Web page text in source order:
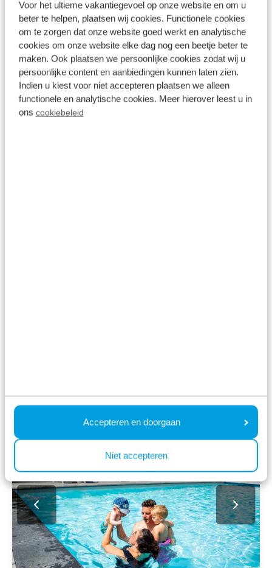
Voor het ultieme vakantiegevoel op onze website en om u
beter te helpen, plaatsen wij cookies. Functionele cookies
om te zorgen dat onze website goed werkt en analytische
cookies om onze website elke dag nog een beetje beter te
maken. Ook plaatsen we persoonlijke cookies zodat wij u
persoonlijke content en aanbiedingen kunnen laten zien.
Indien u kiest voor niet accepteren plaatsen we alleen
functionele en analytische cookies. Meer hierover leest u in
ons cookiebeleid
Accepteren en doorgaan
Niet accepteren
Hat sich Ihre Familie kürzlich um ein Baby
vergrößert? Herzlichen Glückwunsch! Dann lassen
Sie sich nicht davon abhalten, einen Urlaub oder ein
Wochenende in den Niederlandenzu planen. Sie
können auchmit Ihrem Baby in den Urlaub fahren.
Unsere Ferienhäuser sind luxuriös und geräumig, so